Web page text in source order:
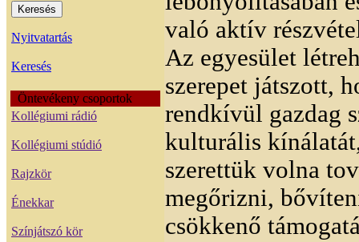
Nyitvatartás
Keresés
Öntevékeny csoportok
Kollégiumi rádió
Kollégiumi stúdió
Rajzkör
Énekkar
Színjátszó kör
való aktív
Az egyesület
szerepet játszott,
rendkívül gazdag
kulturális
szerettük volna
megőrizni,
csökkenő